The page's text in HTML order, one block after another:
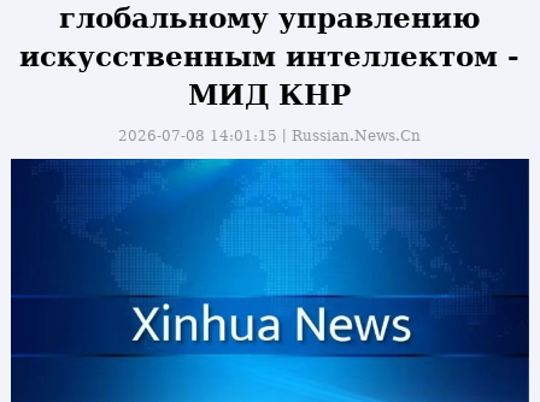
глобальному управлению
искусственным интеллектом -
МИД КНР
2026-07-08 14:01:15丨Russian.News.Cn